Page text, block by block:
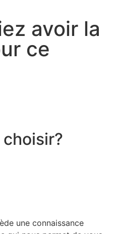
avoir la
ce
une connaissance